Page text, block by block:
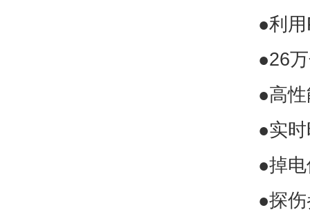
●利
●26
●高
●实
●掉
●探